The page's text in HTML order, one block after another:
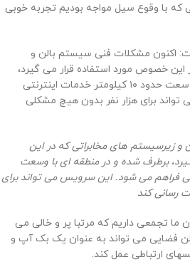
که با وقوع سیل مواجه بودیم تجربه خوبی
اکنون مشکلات فنی سیستم بالن و
خصوص مورد استفاده قرار می گیرد،
برطرف شده و در منطقه ای با وسعت حدود ۱۰ کیلومتر خدمات اینترنتی
برای هزار نفر بدون هیچ مشکلی
زیرسیستم های مخابراتی که در این
برطرف شده و در منطقه ای با وسعت
فراهم می شود. این سرویس می تواند برای
رسانی کند
ما تجمعی داریم که مرتبا پر و خالی می
فضایی می تواند به عنوان یک بک آپ و
ارتباطی عمل کند.